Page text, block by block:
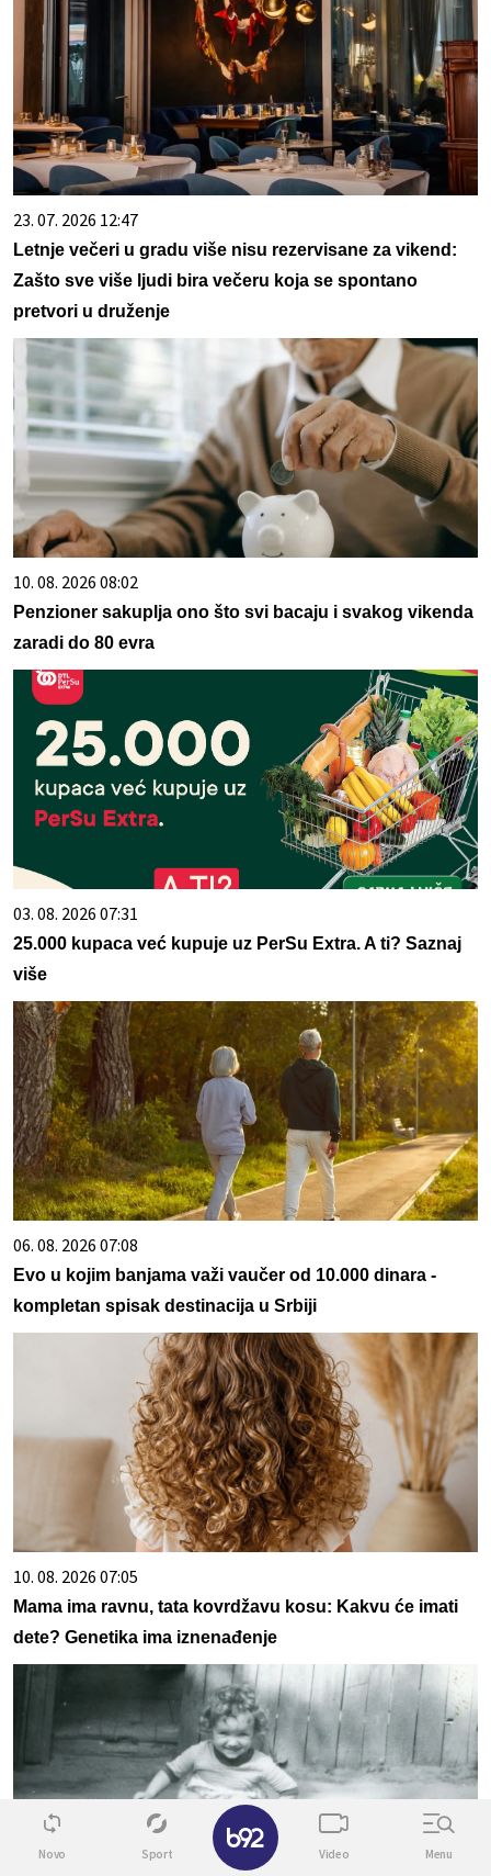
23. 07. 2026 12:47
Letnje večeri u gradu više nisu rezervisane za vikend:
Zašto sve više ljudi bira večeru koja se spontano
pretvori u druženje
10. 08. 2026 08:02
Penzioner sakuplja ono što svi bacaju i svakog vikenda
zaradi do 80 evra
03. 08. 2026 07:31
25.000 kupaca već kupuje uz PerSu Extra. A ti? Saznaj
više
06. 08. 2026 07:08
Evo u kojim banjama važi vaučer od 10.000 dinara -
kompletan spisak destinacija u Srbiji
10. 08. 2026 07:05
Mama ima ravnu, tata kovrdžavu kosu: Kakvu će imati
dete? Genetika ima iznenađenje
Novo Sport Video Menu
✕